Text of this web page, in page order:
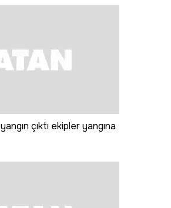
çıktı ekipler yangına